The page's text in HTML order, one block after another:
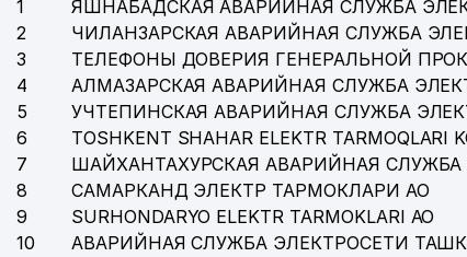
1 ЯШНАБАДСКАЯ АВАРИЙНАЯ СЛУЖБА
2
ЧИЛАНЗАРСКАЯ АВАРИЙНАЯ СЛУЖБА
3
ТЕЛЕФОНЫ ДОВЕРИЯ ГЕНЕРАЛЬНОЙ
4
АЛМАЗАРСКАЯ АВАРИЙНАЯ СЛУЖБА
5
УЧТЕПИНСКАЯ АВАРИЙНАЯ СЛУЖБА
6
TOSHKENT SHAHAR ELEKTR TARMOQLARI
7
ШАЙХАНТАХУРСКАЯ АВАРИЙНАЯ СЛУЖБА
8
САМАРКАНД ЭЛЕКТР ТАРМОКЛАРИ АО
9
SURHONDARYO ELEKTR TARMOKLARI АО
10
АВАРИЙНАЯ СЛУЖБА ЭЛЕКТРОСЕТИ